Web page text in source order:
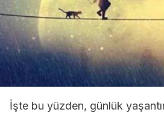
İşte bu yüzden, günlük